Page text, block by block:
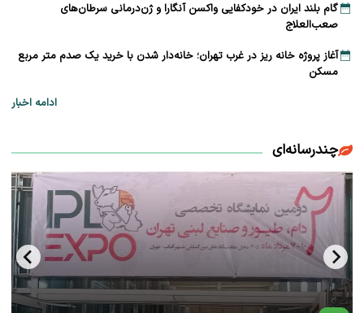
گام بلند ایران در خودکفایی واکسن آنگارا و ژن‌درمانی سرطان‌های
صعب‌العلاج
آغاز پروژه خانه ریز در غرب تهران؛ خانه‌دار شدن با خرید یک صدم متر مربع
مسکن
ادامه اخبار
چندرسانه‌ای